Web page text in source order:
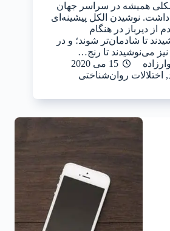
همیشه در سراسر جهان
داشت. نوشیدن الکل پیشینه‌ای
از دیرباز در هنگام
تا شادمان‌تر شوند؛ و در
نیز می‌نوشیدند تا رنج…
15 می 2020
, اختلالات روان‌شناختی